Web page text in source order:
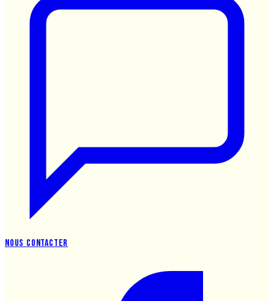
Nous contacter